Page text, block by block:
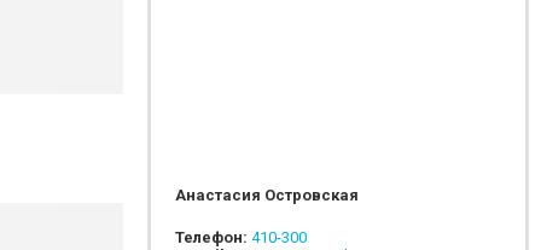
Анастасия Островская
Телефон: 410-300